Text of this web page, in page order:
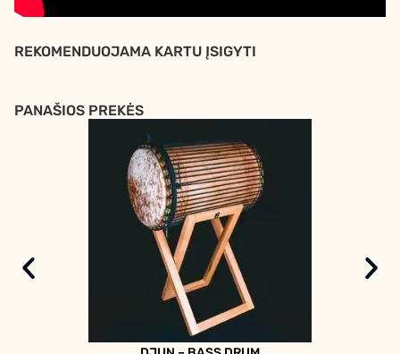
REKOMENDUOJAMA KARTU ĮSIGYTI
PANAŠIOS PREKĖS